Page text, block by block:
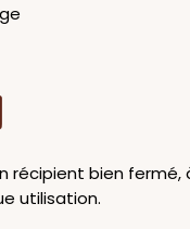
récipient bien fermé,
utilisation.